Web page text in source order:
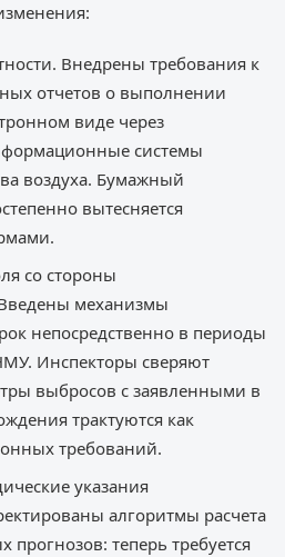
Внедрены требования к
отчетов о выполнении
виде через
системы
воздуха. Бумажный
вытесняется
со стороны
механизмы
непосредственно в периоды
Инспекторы сверяют
выбросов с заявленными в
трактуются как
требований.
указания
алгоритмы расчета
прогнозов: теперь требуется